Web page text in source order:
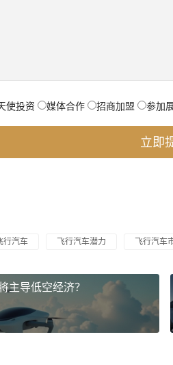
使投资 媒体合作 招商加盟 参加
行汽车 飞行汽车潜力 飞行汽车
主导低空经济？